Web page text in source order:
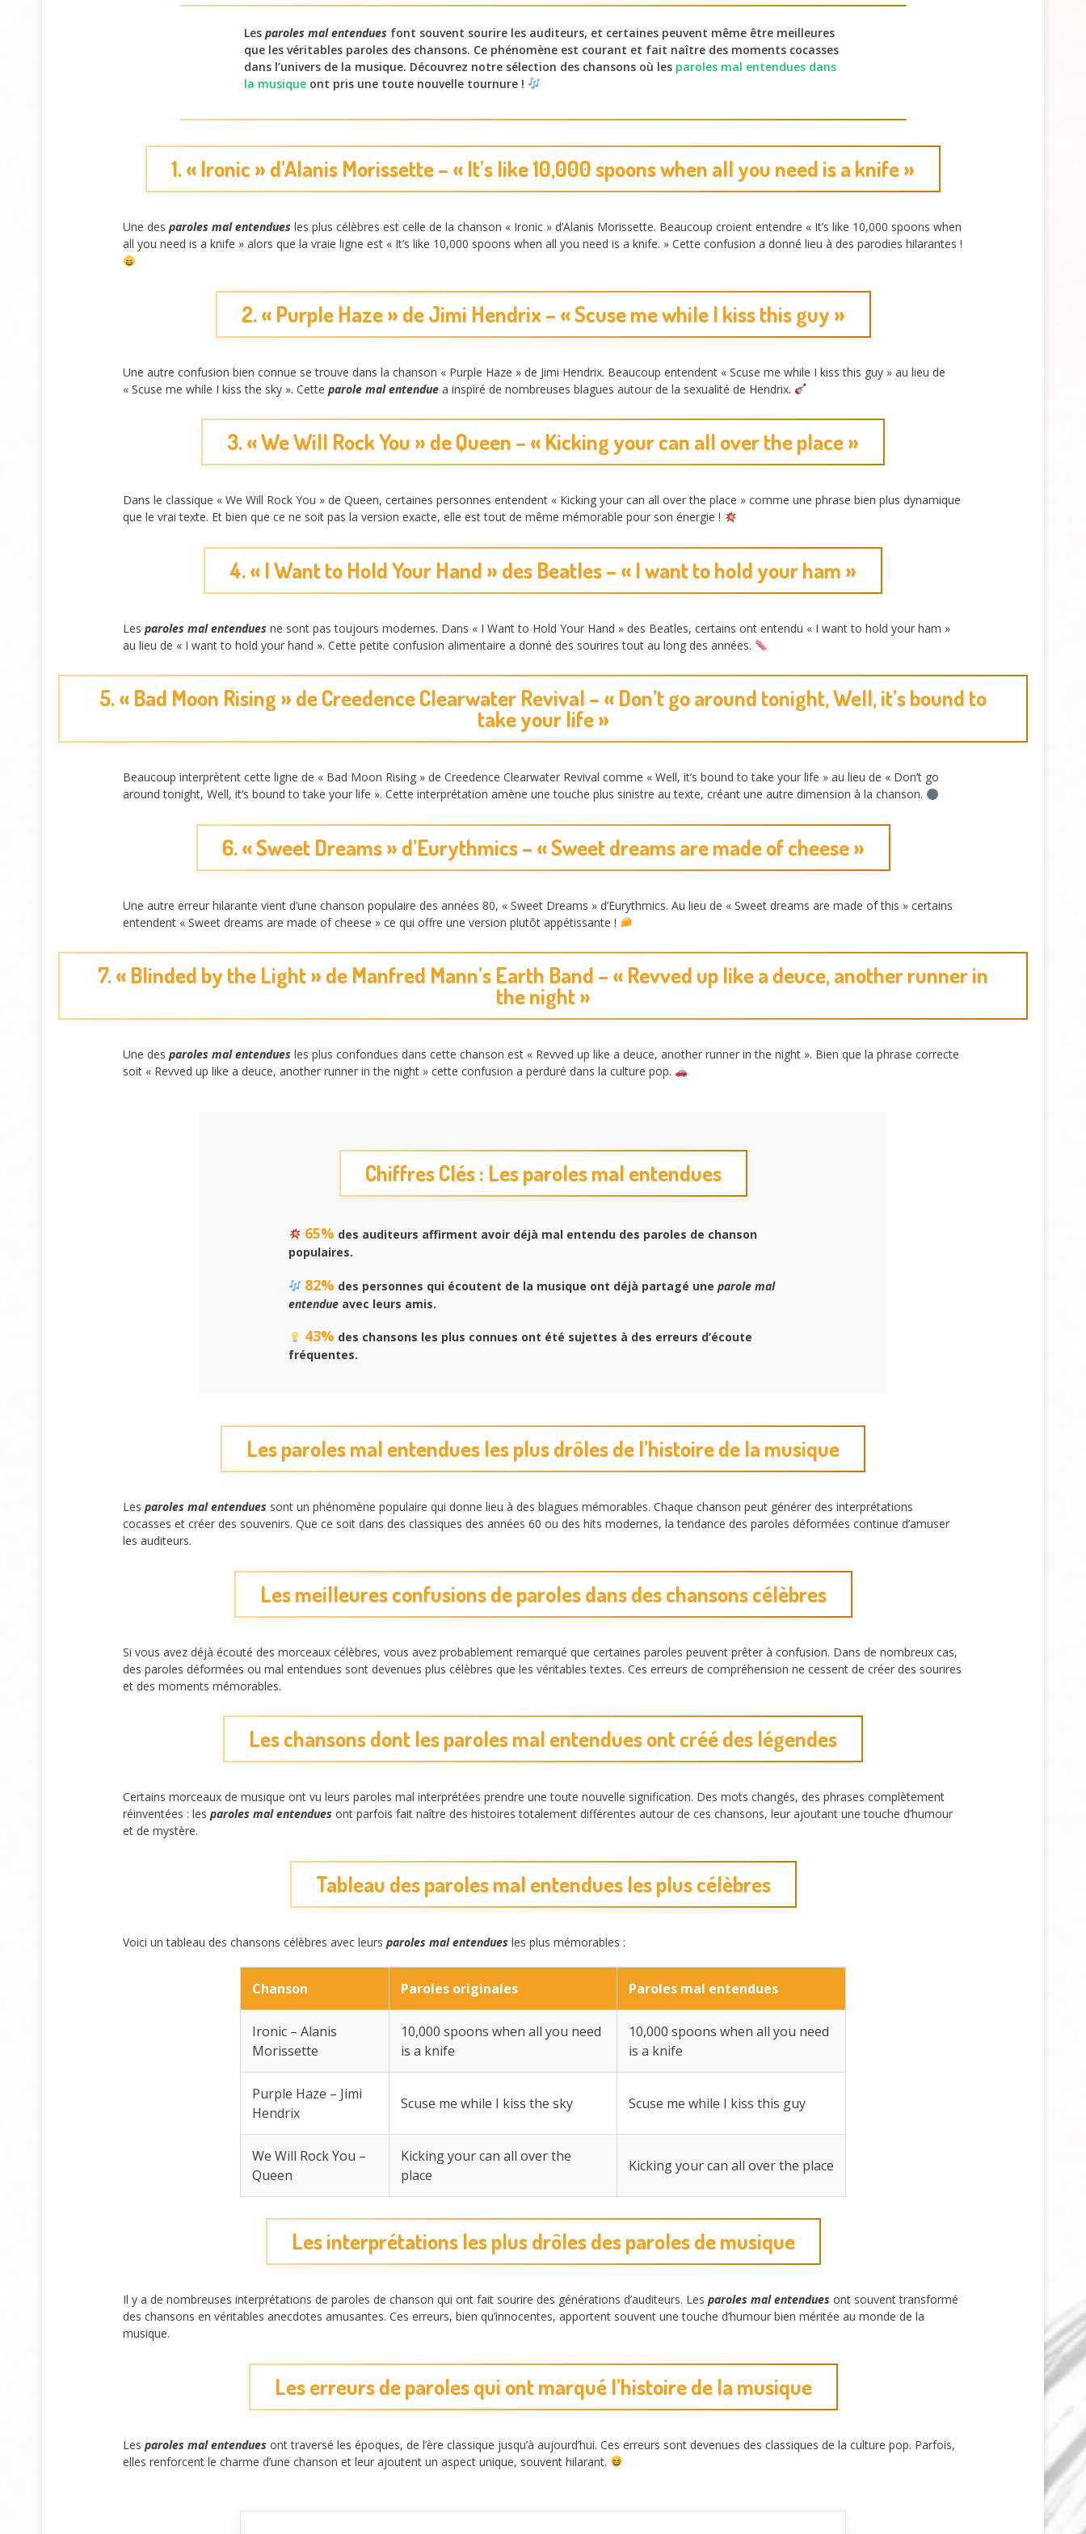
Les paroles mal entendues font souvent sourire les auditeurs, et certaines peuvent même être meilleures
que les véritables paroles des chansons. Ce phénomène est courant et fait naître des moments cocasses
dans l’univers de la musique. Découvrez notre sélection des chansons où les paroles mal entendues dans
la musique ont pris une toute nouvelle tournure !
1. « Ironic » d’Alanis Morissette – « It’s like 10,000 spoons when all you need is a knife »
Une des paroles mal entendues les plus célèbres est celle de la chanson « Ironic » d’Alanis Morissette. Beaucoup croient entendre « It’s like 10,000 spoons when
all you need is a knife » alors que la vraie ligne est « It’s like 10,000 spoons when all you need is a knife. » Cette confusion a donné lieu à des parodies hilarantes !
2. « Purple Haze » de Jimi Hendrix – « Scuse me while I kiss this guy »
Une autre confusion bien connue se trouve dans la chanson « Purple Haze » de Jimi Hendrix. Beaucoup entendent « Scuse me while I kiss this guy » au lieu de
« Scuse me while I kiss the sky ». Cette parole mal entendue a inspiré de nombreuses blagues autour de la sexualité de Hendrix.
3. « We Will Rock You » de Queen – « Kicking your can all over the place »
Dans le classique « We Will Rock You » de Queen, certaines personnes entendent « Kicking your can all over the place » comme une phrase bien plus dynamique
que le vrai texte. Et bien que ce ne soit pas la version exacte, elle est tout de même mémorable pour son énergie !
4. « I Want to Hold Your Hand » des Beatles – « I want to hold your ham »
Les paroles mal entendues ne sont pas toujours modernes. Dans « I Want to Hold Your Hand » des Beatles, certains ont entendu « I want to hold your ham »
au lieu de « I want to hold your hand ». Cette petite confusion alimentaire a donné des sourires tout au long des années.
5. « Bad Moon Rising » de Creedence Clearwater Revival – « Don’t go around tonight, Well, it’s bound to
take your life »
Beaucoup interprètent cette ligne de « Bad Moon Rising » de Creedence Clearwater Revival comme « Well, it’s bound to take your life » au lieu de « Don’t go
around tonight, Well, it’s bound to take your life ». Cette interprétation amène une touche plus sinistre au texte, créant une autre dimension à la chanson.
6. « Sweet Dreams » d’Eurythmics – « Sweet dreams are made of cheese »
Une autre erreur hilarante vient d’une chanson populaire des années 80, « Sweet Dreams » d’Eurythmics. Au lieu de « Sweet dreams are made of this » certains
entendent « Sweet dreams are made of cheese » ce qui offre une version plutôt appétissante !
7. « Blinded by the Light » de Manfred Mann’s Earth Band – « Revved up like a deuce, another runner in
the night »
Une des paroles mal entendues les plus confondues dans cette chanson est « Revved up like a deuce, another runner in the night ». Bien que la phrase correcte
soit « Revved up like a deuce, another runner in the night » cette confusion a perduré dans la culture pop.
Chiffres Clés : Les paroles mal entendues
65% des auditeurs affirment avoir déjà mal entendu des paroles de chanson
populaires.
82% des personnes qui écoutent de la musique ont déjà partagé une parole mal
entendue avec leurs amis.
43% des chansons les plus connues ont été sujettes à des erreurs d’écoute
fréquentes.
Les paroles mal entendues les plus drôles de l’histoire de la musique
Les paroles mal entendues sont un phénomène populaire qui donne lieu à des blagues mémorables. Chaque chanson peut générer des interprétations
cocasses et créer des souvenirs. Que ce soit dans des classiques des années 60 ou des hits modernes, la tendance des paroles déformées continue d’amuser
les auditeurs.
Les meilleures confusions de paroles dans des chansons célèbres
Si vous avez déjà écouté des morceaux célèbres, vous avez probablement remarqué que certaines paroles peuvent prêter à confusion. Dans de nombreux cas,
des paroles déformées ou mal entendues sont devenues plus célèbres que les véritables textes. Ces erreurs de compréhension ne cessent de créer des sourires
et des moments mémorables.
Les chansons dont les paroles mal entendues ont créé des légendes
Certains morceaux de musique ont vu leurs paroles mal interprétées prendre une toute nouvelle signification. Des mots changés, des phrases complètement
réinventées : les paroles mal entendues ont parfois fait naître des histoires totalement différentes autour de ces chansons, leur ajoutant une touche d’humour
et de mystère.
Tableau des paroles mal entendues les plus célèbres
Voici un tableau des chansons célèbres avec leurs paroles mal entendues les plus mémorables :
Chanson Paroles originales Paroles mal entendues
Ironic – Alanis
Morissette
10,000 spoons when all you need
is a knife
10,000 spoons when all you need
is a knife
Purple Haze – Jimi
Hendrix
Scuse me while I kiss the sky Scuse me while I kiss this guy
We Will Rock You –
Queen
Kicking your can all over the
place
Kicking your can all over the place
Les interprétations les plus drôles des paroles de musique
Il y a de nombreuses interprétations de paroles de chanson qui ont fait sourire des générations d’auditeurs. Les paroles mal entendues ont souvent transformé
des chansons en véritables anecdotes amusantes. Ces erreurs, bien qu’innocentes, apportent souvent une touche d’humour bien méritée au monde de la
musique.
Les erreurs de paroles qui ont marqué l’histoire de la musique
Les paroles mal entendues ont traversé les époques, de l’ère classique jusqu’à aujourd’hui. Ces erreurs sont devenues des classiques de la culture pop. Parfois,
elles renforcent le charme d’une chanson et leur ajoutent un aspect unique, souvent hilarant.